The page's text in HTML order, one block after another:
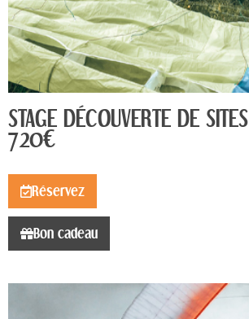
STAGE DÉCOUVERTE DE SITES
720€
Réservez
Bon cadeau